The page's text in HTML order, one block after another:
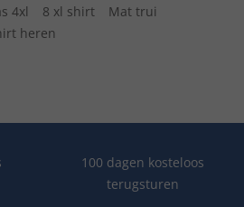
4xl 8 xl shirt
Mat trui
heren
100 dagen kosteloos
terugsturen